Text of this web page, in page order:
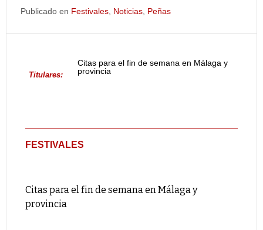
Publicado en Festivales Noticias Peñas
Titulares:
Citas para el fin de semana en Málaga y
provincia
FESTIVALES
Citas para el fin de semana en Málaga y
provincia